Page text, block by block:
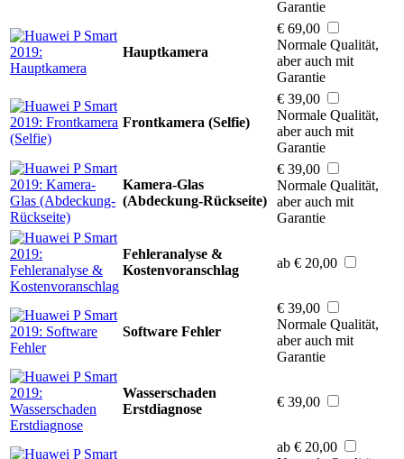
Garantie
Hauptkamera
€ 69,00
Normale Qualität,
aber auch mit
Garantie
Frontkamera (Selfie)
€ 39,00
Normale Qualität,
aber auch mit
Garantie
Kamera-Glas
(Abdeckung-Rückseite)
€ 39,00
Normale Qualität,
aber auch mit
Garantie
Fehleranalyse &
Kostenvoranschlag
ab € 20,00
Software Fehler
€ 39,00
Normale Qualität,
aber auch mit
Garantie
Wasserschaden
Erstdiagnose
€ 39,00
ab € 20,00